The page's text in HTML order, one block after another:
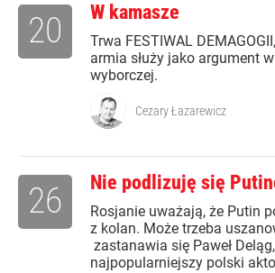
W kamasze
Trwa FESTIWAL
armia służy jako argument
wyborczej.
20
Cezary Łazarewicz
Nie podlizuję się
Rosjanie uważają, że Putin
z kolan. Może trzeba
zastanawia się Paweł Deląg,
najpopularniejszy polski
26